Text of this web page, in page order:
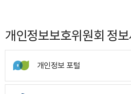
개인정보보호위원회 정
개인정보 포털